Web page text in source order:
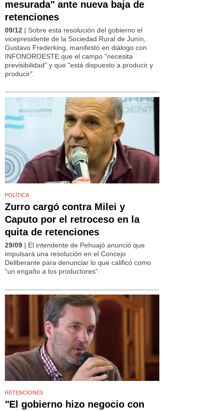
mesurada" ante nueva baja de
retenciones
09/12 | Sobre esta resolución del gobierno el
vicepresidente de la Sociedad Rural de Junín,
Gustavo Frederking, manifestó en diálogo con
INFONOROESTE que el campo "necesita
previsibilidad" y que "está dispuesto a producir y
producir".
POLÍTICA
Zurro cargó contra Milei y
Caputo por el retroceso en la
quita de retenciones
29/09 | El intendente de Pehuajó anunció que
impulsará una resolución en el Concejo
Deliberante para denunciar lo que calificó como
“un engaño a los productores”.
RETENCIONES
"El gobierno hizo negocio con